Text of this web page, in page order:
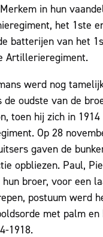
in hun
het 1ste
batterijen van het
Artillerieregiment.
werd nog
oudste van de
toen hij zich in
Op 28
gaven de
opbliezen. Paul,
broer, voor een
postuum werd
met palm
1918.